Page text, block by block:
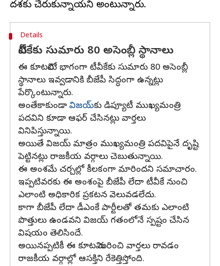
Details
టీవీకేకు సుమారు 80 అసెంబ్లీ స్థానాలు
ఈ కూటమిలో భాగంగా టీవీకేకు సుమారు 80 అసెంబ్లీ
స్థానాలు ఇవ్వడానికి బీజేపీ సిద్ధంగా ఉన్నట్లు
పేర్కొంటున్నారు.
అంతేకాకుండా విజయ్‌కు డిప్యూటీ ముఖ్యమంత్రి
పదవిని కూడా ఆఫర్ చేసినట్లు వార్తలు
వినిపిస్తున్నాయి.
అయితే విజయ్ మాత్రం ముఖ్యమంత్రి పదవిపైనే దృష్టి
పెట్టినట్లు రాజకీయ వర్గాలు చెబుతున్నాయి.
ఈ అంశమే చర్చల్లో కీలకంగా మారిందని సమాచారం.
ఇప్పటివరకు ఈ అంశంపై బీజేపీ లేదా టీవీకే నుంచి
ఎలాంటి అధికారిక ప్రకటన వెలువడలేదు.
కాగా బీజేపీ లేదా డీఎంకే పార్టీలతో తమకు ఎలాంటి
పొత్తులు ఉండవని విజయ్ గతంలోనే స్పష్టం చేసిన
విషయం తెలిసిందే.
అయినప్పటికీ ఈ కూటమి గురించి వార్తలు రావడం
రాజకీయ వర్గాల్లో ఆసక్తిని రేకెత్తిస్తోంది.